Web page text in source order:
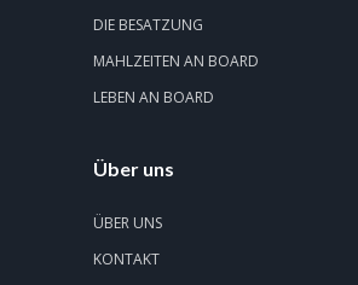
DIE BESATZUNG
MAHLZEITEN AN BOARD
LEBEN AN BOARD
Über uns
ÜBER UNS
KONTAKT